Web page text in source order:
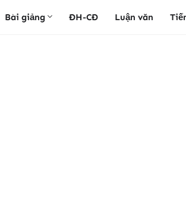
Bài giảng ĐH-CĐ Luận văn